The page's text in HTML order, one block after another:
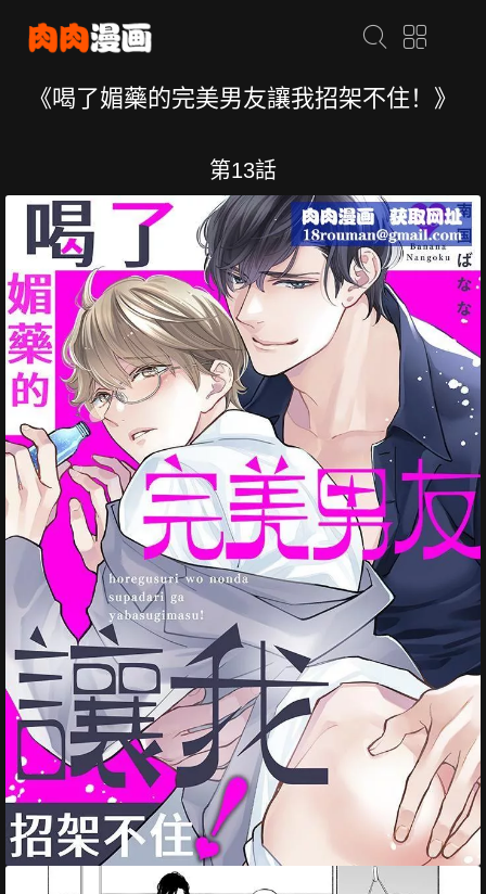
《喝了媚藥的完美男友讓我招架不住！》
第13話